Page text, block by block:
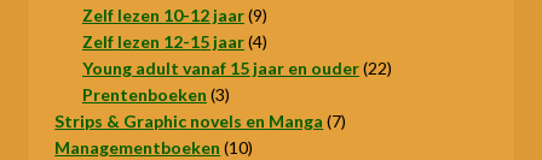
producten
Zelf lezen 10-12 jaar 99
producten
Zelf lezen 12-15 jaar 44
producten
Young adult vanaf 15 jaar en ouder 2222
Prentenboeken 33
producten
Strips & Graphic novels en Manga 77
Managementboeken 1010